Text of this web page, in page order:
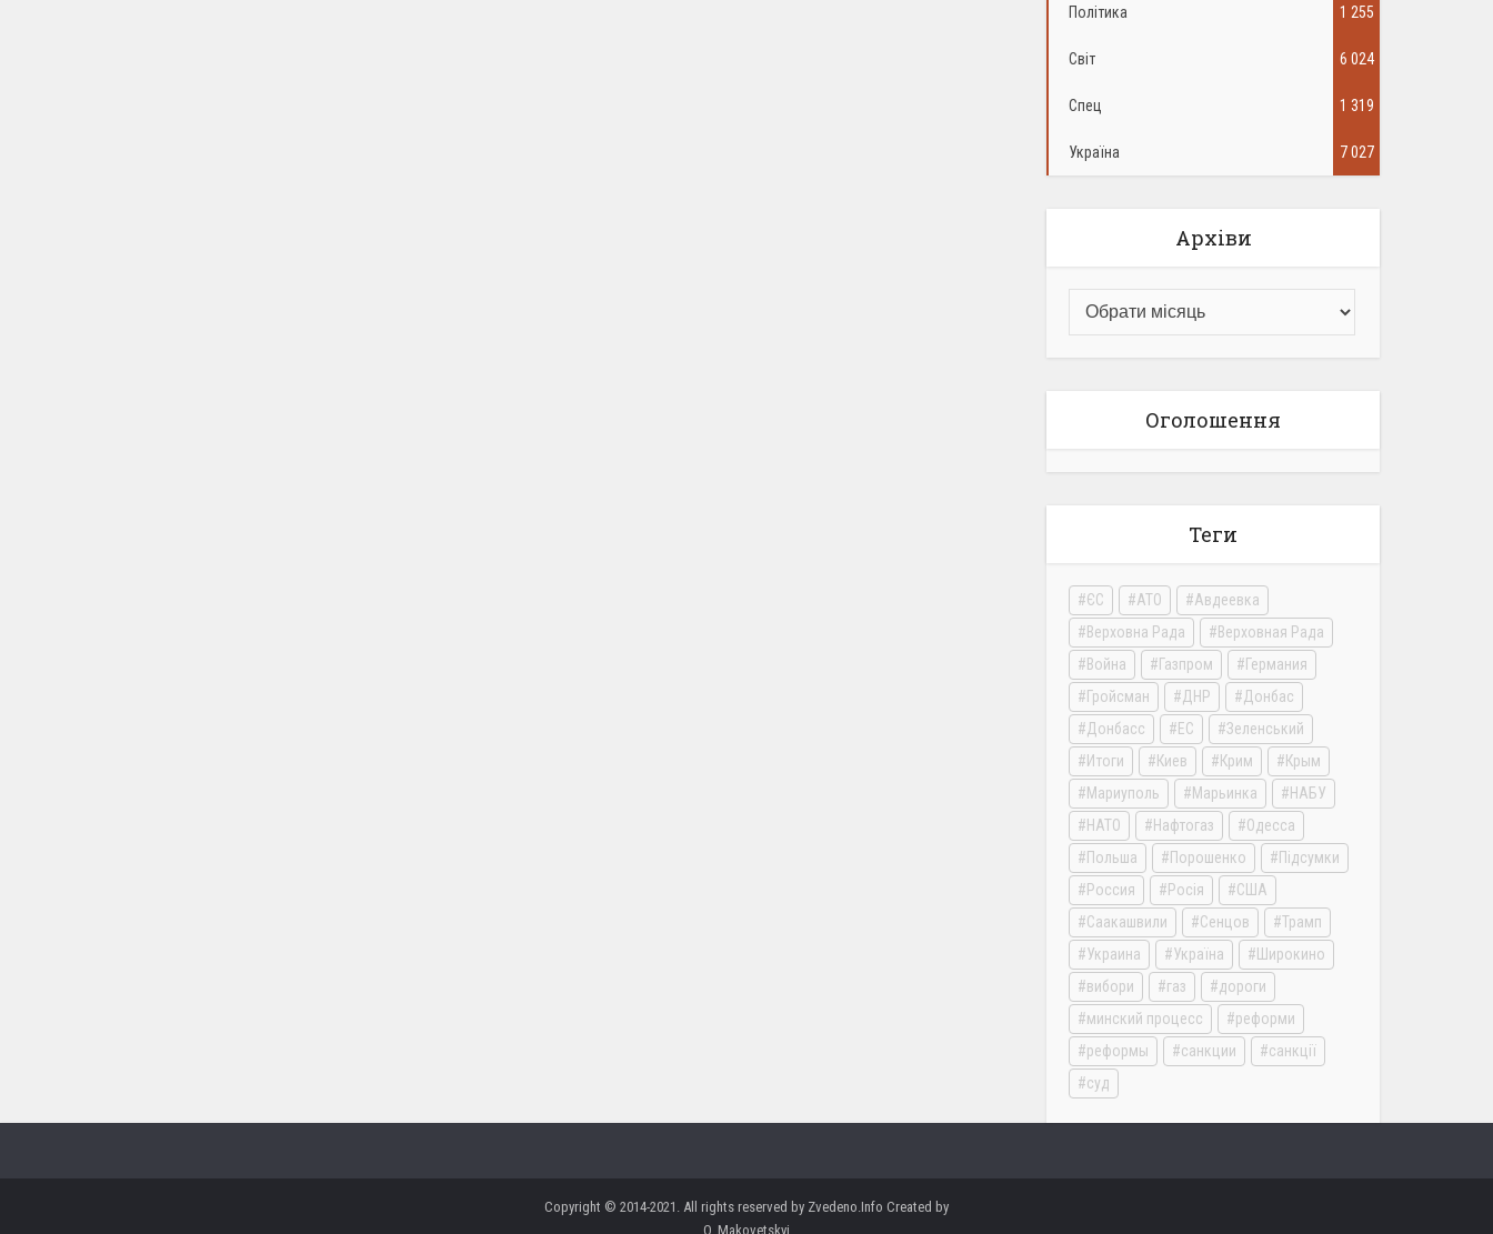
Політика 1 255
Світ 6 024
Спец 1 319
Україна 7 027
Архіви
Оголошення
Теги
ЄС АТО
Авдеевка
Верховна Рада
Верховная Рада
Война
Газпром
Германия
Гройсман
ДНР
Донбас
Донбасс
ЕС
Зеленський
Итоги
Киев Крим
Крым
Мариуполь
Марьинка
НАБУ
НАТО
Нафтогаз
Одесса
Польша
Порошенко
Підсумки
Россия
Росія
США
Саакашвили
Сенцов
Трамп
Украина
Україна
Широкино
вибори
газ
дороги
минский процесс
реформи
реформы
санкции
санкції
суд
Copyright © 2014-2021. All rights reserved by Zvedeno.Info Created by
O. Makovetskyi